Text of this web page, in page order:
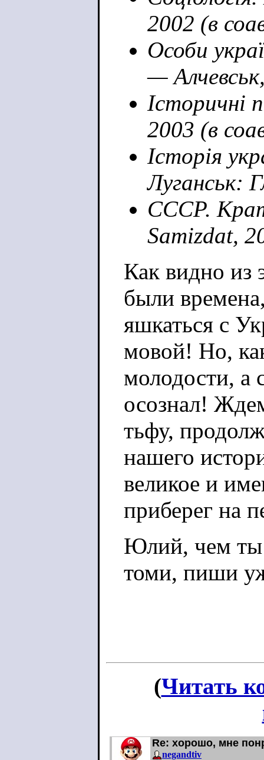
2002 (в
Особи
—
Історичні
2003 (в
Історія
Луганськ:
СССР.
Samizdat,
Как видно из
были
яшкаться с
мовой! Но,
молодости, а
осознал!
тьфу,
нашего
великое и
приберег на
Юлий, чем ты
томи, пиши
(Читать
Re: хорошо, мне
negandtiv